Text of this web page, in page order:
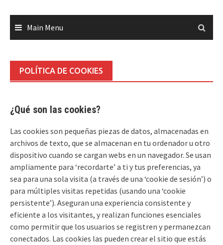
Main Menu
POLÍTICA DE COOKIES
¿Qué son las cookies?
Las cookies son pequeñas piezas de datos, almacenadas en
archivos de texto, que se almacenan en tu ordenador u otro
dispositivo cuando se cargan webs en un navegador. Se usan
ampliamente para ‘recordarte’ a ti y tus preferencias, ya
sea para una sola visita (a través de una ‘cookie de sesión’) o
para múltiples visitas repetidas (usando una ‘cookie
persistente’). Aseguran una experiencia consistente y
eficiente a los visitantes, y realizan funciones esenciales
como permitir que los usuarios se registren y permanezcan
conectados. Las cookies las pueden crear el sitio que estás